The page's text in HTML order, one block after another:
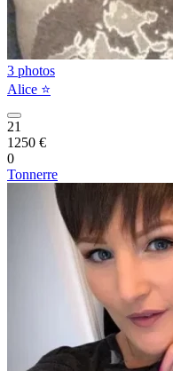
3 photos
Alice ⭐️
21
1250 €
0
Tonnerre